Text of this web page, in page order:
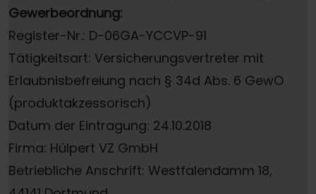
Gewerbeordnung:
Register-Nr.: D-06GA-YCCVP-91
Tätigkeitsart: Versicherungsvertreter mit
Erlaubnisbefreiung nach § 34d Abs. 6 GewO
(produktakzessorisch)
Datum der Eintragung: 24.10.2018
Firma: Hülpert VZ GmbH
Betriebliche Anschrift: Westfalendamm 18,